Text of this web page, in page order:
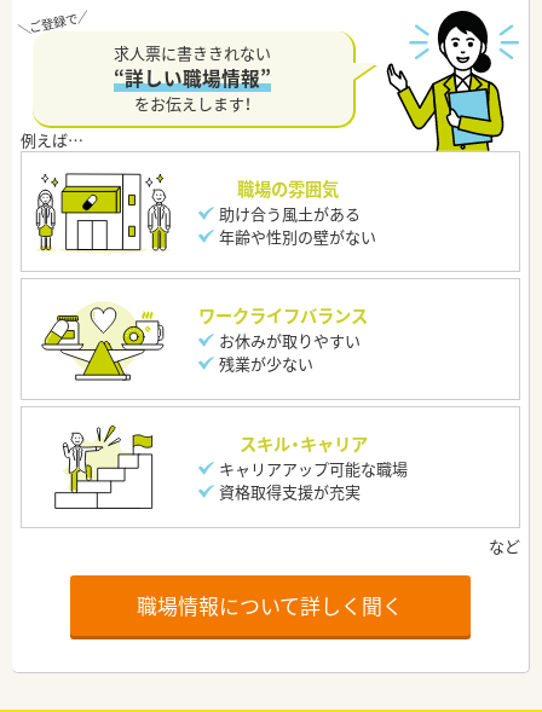
求人票に書ききれない
“詳しい職場情報”
をお伝えします！
職場の雰囲気
助け合う風土がある
年齢や性別の壁がない
ワークライフバランス
お休みが取りやすい
残業が少ない
スキル・キャリア
キャリアアップ可能な職場
資格取得支援が充実
職場情報について詳しく聞く